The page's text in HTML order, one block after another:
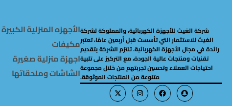
شركة الغيث للأجهزة الكهربائية، والمملوكة لشركة
الغيث للاستثمار التي تأسست قبل أربعين عامًا، تعتبر
رائدة في مجال الأجهزة الكهربائية. تلتزم الشركة بتقديم
تقنيات ومنتجات عالية الجودة، مع التركيز على تلبية
احتياجات العملاء وتحسين تجربتهم من خلال مجموعة
متنوعة من المنتجات الموثوقة.
الأجهزه المنزلية الكبيرة
مكيفات
اجهزة منزلية صغيرة
الشاشات وملحقاتها